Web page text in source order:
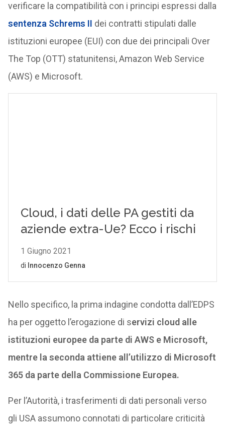
verificare la compatibilità con i principi espressi dalla
sentenza Schrems II dei contratti stipulati dalle
istituzioni europee (EUI) con due dei principali Over
The Top (OTT) statunitensi, Amazon Web Service
(AWS) e Microsoft.
Nello specifico, la prima indagine condotta dall’EDPS
ha per oggetto l’erogazione di servizi cloud alle
istituzioni europee da parte di AWS e Microsoft,
mentre la seconda attiene all’utilizzo di Microsoft
365 da parte della Commissione Europea.
Per l’Autorità, i trasferimenti di dati personali verso
gli USA assumono connotati di particolare criticità